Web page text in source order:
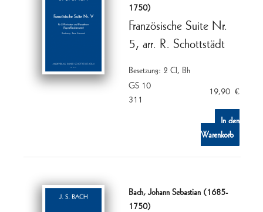
1750)
Französische Suite Nr.
5, arr. R. Schottstädt
Besetzung: 2 Cl, Bh
GS 10
311
19,90 €
In den
Warenkorb
Bach, Johann Sebastian (1685-
1750)